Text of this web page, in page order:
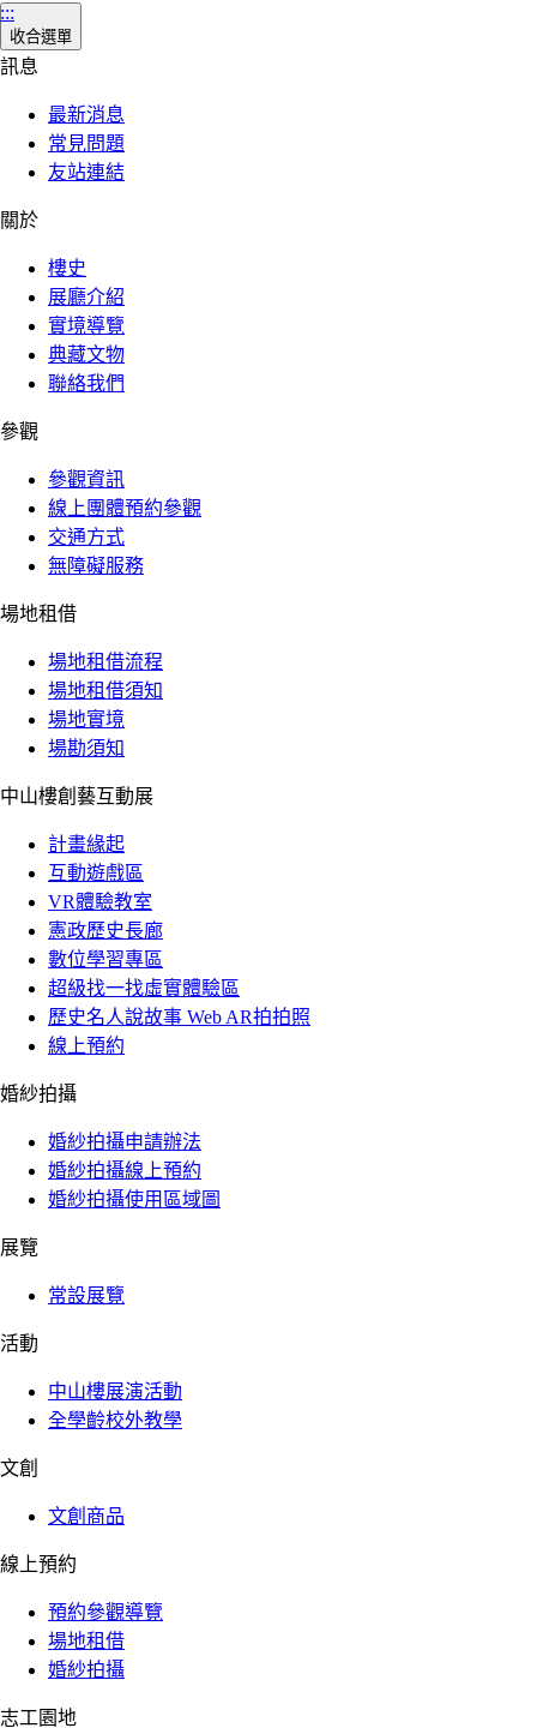
:::
收合選單
訊息
最新消息
常見問題
友站連結
關於
樓史
展廳介紹
實境導覽
典藏文物
聯絡我們
參觀
參觀資訊
線上團體預約參觀
交通方式
無障礙服務
場地租借
場地租借流程
場地租借須知
場地實境
場勘須知
中山樓創藝互動展
計畫緣起
互動遊戲區
VR體驗教室
憲政歷史長廊
數位學習專區
超級找一找虛實體驗區
歷史名人說故事 Web AR拍拍照
線上預約
婚紗拍攝
婚紗拍攝申請辦法
婚紗拍攝線上預約
婚紗拍攝使用區域圖
展覽
常設展覽
活動
中山樓展演活動
全學齡校外教學
文創
文創商品
線上預約
預約參觀導覽
場地租借
婚紗拍攝
志工園地